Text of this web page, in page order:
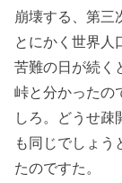
崩壊する、第三
とにかく世界人
苦難の日が続く
峠と分かったの
しろ。どうせ疎
も同じでしょう
たのですた。